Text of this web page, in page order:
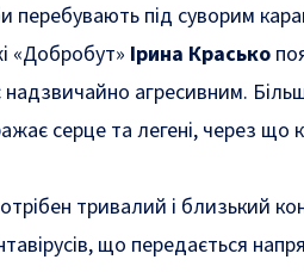
перебувають під суворим
«Добробут» Ірина Красько
агресивним.
серце та легені, через що
тривалий і близький
що передається